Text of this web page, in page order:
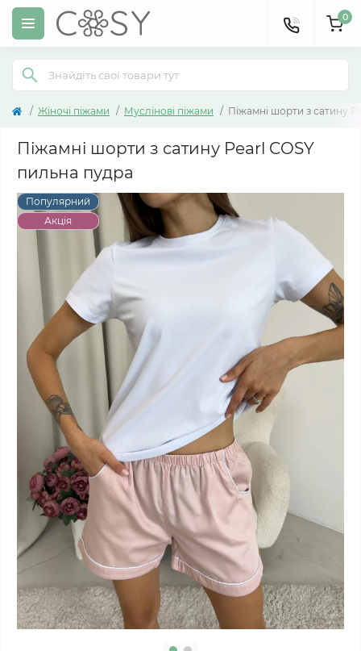
0
Жіночі піжами Муслінові піжами Піжамні шорти з сатину
Піжамні шорти з сатину Pearl COSY
пильна пудра
Популярний
Акція